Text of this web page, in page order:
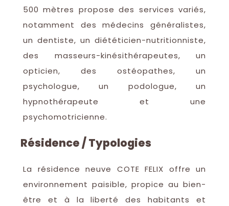
500 mètres propose des services variés,
notamment des médecins généralistes,
un dentiste, un diététicien-nutritionniste,
des masseurs-kinésithérapeutes, un
opticien, des ostéopathes, un
psychologue, un podologue, un
hypnothérapeute et une
psychomotricienne.
Résidence / Typologies
La résidence neuve COTE FELIX offre un
environnement paisible, propice au bien-
être et à la liberté des habitants et